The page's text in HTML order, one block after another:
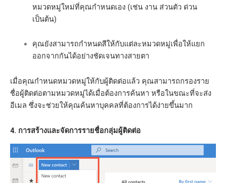
หมวดหมู่ใหม่ที่คุณกำหนดเอง (เช่น งาน ส่วนตัว ด่วน
เป็นต้น)
คุณยังสามารถกำหนดสีให้กับแต่ละหมวดหมู่เพื่อให้แยก
ออกจากกันได้อย่างชัดเจนทางสายตา
เมื่อคุณกำหนดหมวดหมู่ให้กับผู้ติดต่อแล้ว คุณสามารถกรองราย
ชื่อผู้ติดต่อตามหมวดหมู่ได้เมื่อต้องการค้นหา หรือในขณะที่จะส่ง
อีเมล ซึ่งจะช่วยให้คุณค้นหาบุคคลที่ต้องการได้ง่ายขึ้นมาก
4. การสร้างและจัดการรายชื่อกลุ่มผู้ติดต่อ